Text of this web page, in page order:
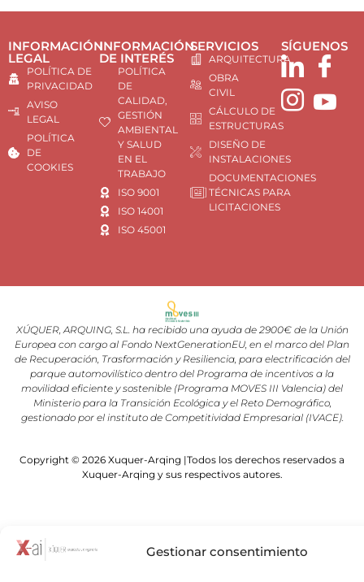
Gestionar consentimiento
INFORMACIÓN
LEGAL
POLÍTICA DE
PRIVACIDAD
AVISO
LEGAL
POLÍTICA
DE
COOKIES
INFORMACIÓN
DE INTERÉS
POLÍTICA
DE
CALIDAD,
GESTIÓN
AMBIENTAL
Y SALUD
EN EL
TRABAJO
ISO 9001
ISO 14001
ISO 45001
SERVICIOS
ARQUITECTURA
OBRA
CIVIL
CÁLCULO DE
ESTRUCTURAS
DISEÑO DE
INSTALACIONES
DOCUMENTACIONES
TÉCNICAS PARA
LICITACIONES
SÍGUENOS
XÚQUER, ARQUING, S.L. ha recibido una ayuda de 2900€ de la Unión
Europea con cargo al Fondo NextGenerationEU, en el marco del Plan
de Recuperación, Trasformación y Resiliencia, para electrificación del
parque automovilístico dentro del Programa de incentivos a la
movilidad eficiente y sostenible (Programa MOVES III Valencia) del
Ministerio para la Transición Ecológica y el Reto Demográfico,
gestionado por el instituto de Competitividad Empresarial (IVACE).
Copyright © 2026 Xuquer-Arqing |Todos los derechos reservados a
Xuquer-Arqing y sus respectivos autores.